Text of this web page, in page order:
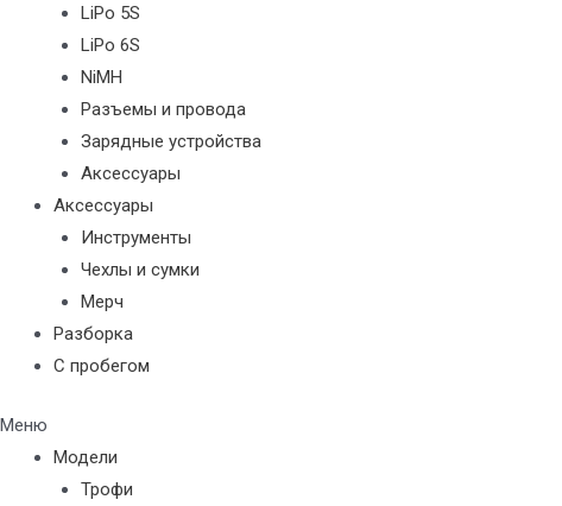
LiPo 5S
LiPo 6S
NiMH
Разъемы и провода
Зарядные устройства
Аксессуары
Аксессуары
Инструменты
Чехлы и сумки
Мерч
Разборка
С пробегом
Меню
Модели
Трофи